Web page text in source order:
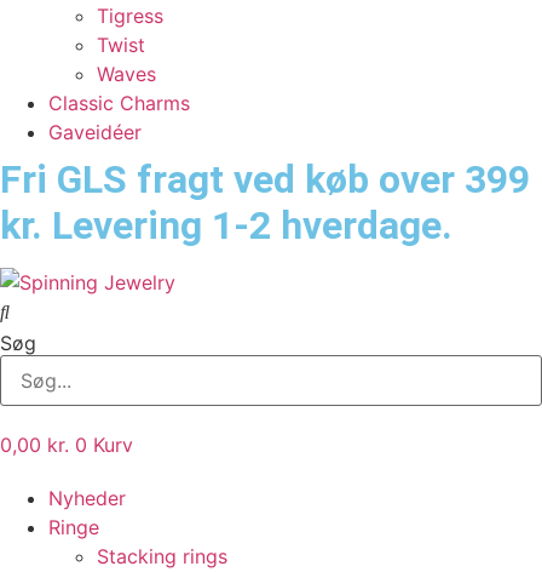
Tigress
Twist
Waves
Classic Charms
Gaveidéer
Fri GLS fragt ved køb over 399
kr. Levering 1-2 hverdage.
Søg
0,00 kr. 0 Kurv
Nyheder
Ringe
Stacking rings